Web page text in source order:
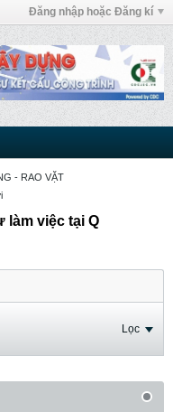
Đăng nhập hoặc Đăng kí
- RAO VẶT
làm việc tại Q
Lọc